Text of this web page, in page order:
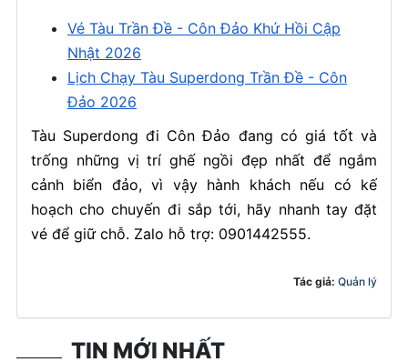
Vé Tàu Trần Đề - Côn Đảo Khứ Hồi Cập
Nhật 2026
Lịch Chạy Tàu Superdong Trần Đề - Côn
Đảo 2026
Tàu Superdong đi Côn Đảo đang có giá tốt và
trống những vị trí ghế ngồi đẹp nhất để ngắm
cảnh biển đảo, vì vậy hành khách nếu có kế
hoạch cho chuyến đi sắp tới, hãy nhanh tay đặt
vé để giữ chỗ. Zalo hỗ trợ: 0901442555.
Tác giả:Quản lý
TIN MỚI NHẤT